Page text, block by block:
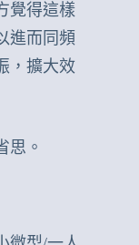
覺得這樣
進而同頻
，擴大效
思。